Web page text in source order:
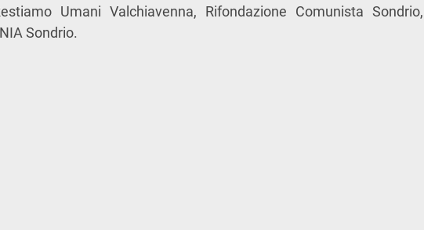
Umani Valchiavenna, Rifondazione Comunista Sondrio,
Sondrio.